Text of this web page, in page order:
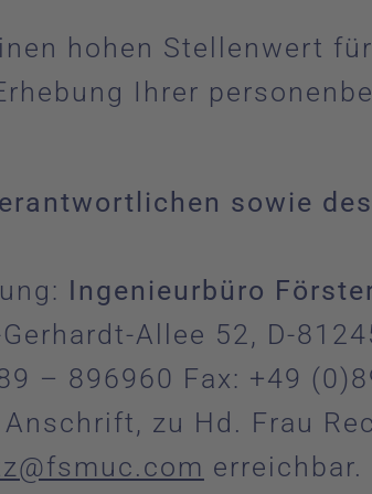
hohen Stellenwert
Ihrer
sowie des
Ingenieurbüro
Allee 52, D-
– 896960 Fax: +49
zu Hd. Frau
erreichbar.